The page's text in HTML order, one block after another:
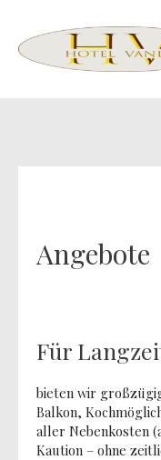
springen
Angebote
Für
bieten wir
Balkon,
aller Nebenkosten
Kaution – ohne